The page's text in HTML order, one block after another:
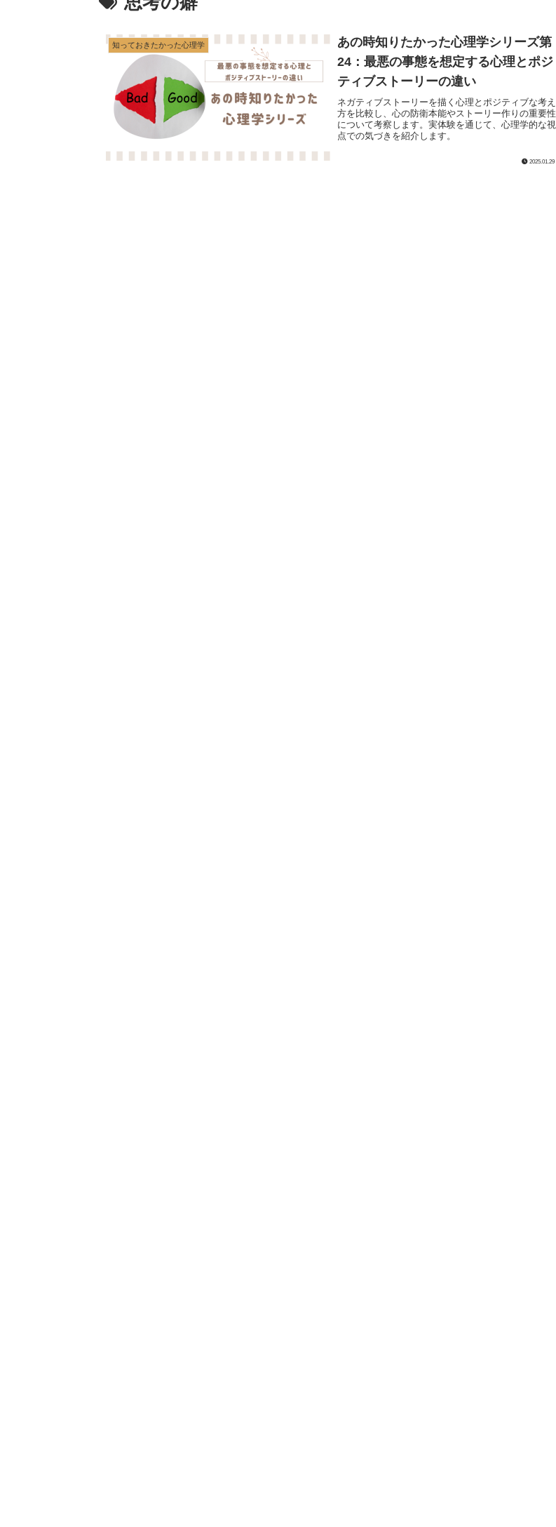
知っておきたかった心理学
あの時知りたかった心理学シリーズ第
24：最悪の事態を想定する心理とポジ
ティブストーリーの違い
ネガティブストーリーを描く心理とポジティブな考え
方を比較し、心の防衛本能やストーリー作りの重要性
について考察します。実体験を通じて、心理学的な視
点での気づきを紹介します。
2025.01.29